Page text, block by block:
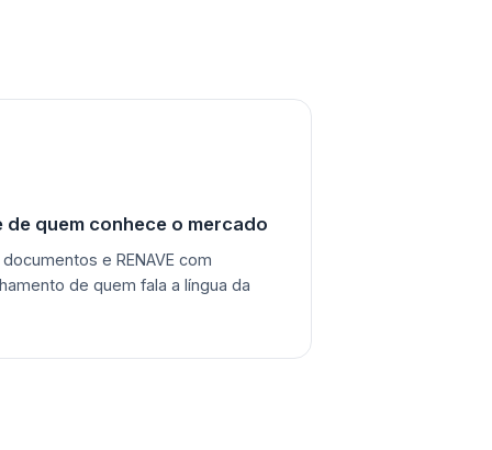
de quem conhece o mercado
e RENAVE com
de quem fala a língua da